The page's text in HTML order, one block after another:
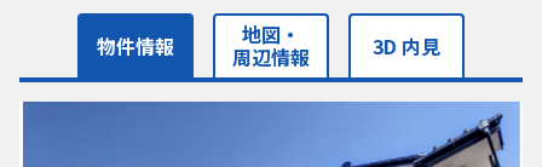
物件情報 地図・
周辺情報 3D 内見